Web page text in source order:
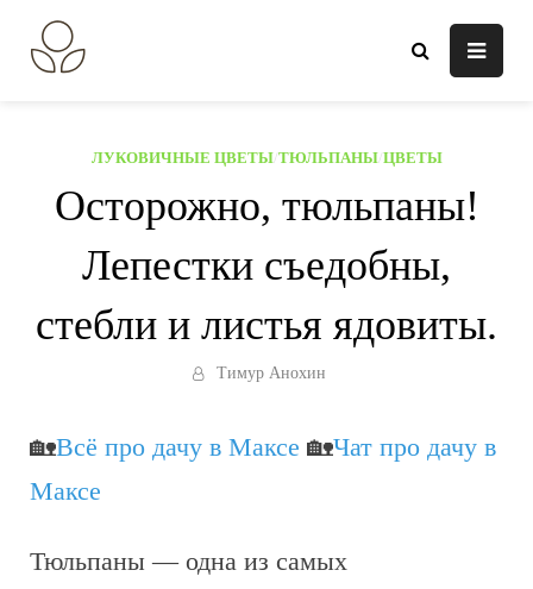
содержанию
ЛУКОВИЧНЫЕ ЦВЕТЫ/ ТЮЛЬПАНЫ/ ЦВЕТЫ
Осторожно, тюльпаны!
Лепестки съедобны,
стебли и листья ядовиты.
Тимур Анохин
🏡Всё про дачу в Максе 🏡Чат про дачу в
Максе
Тюльпаны — одна из самых